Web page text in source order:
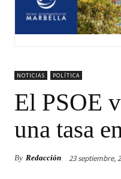
NOTICIAS POLÍTICA
El PSOE
una tasa
By Redacción 23 septiembre,